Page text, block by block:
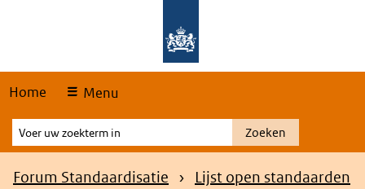
Home Menu
Voer
uw
zoekterm
Zoeken
Kruimelpad
Forum Standaardisatie
Lijst open standaarden